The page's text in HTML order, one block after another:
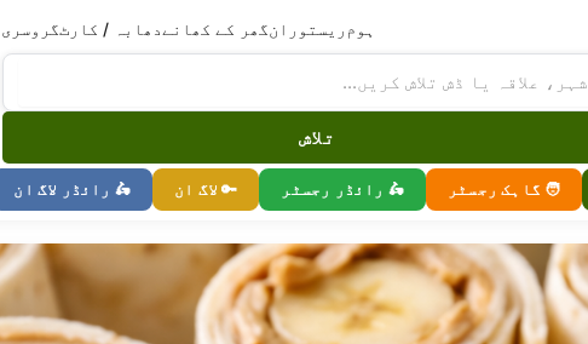
ہوم ریستورانگھر کے کھانےدھابہ / کارٹگروسری
تلاش
🧑 گاہک رجسٹر 🛵 رائڈر رجسٹر 🔑 لاگ ان 🛵 رائڈر لاگ ان